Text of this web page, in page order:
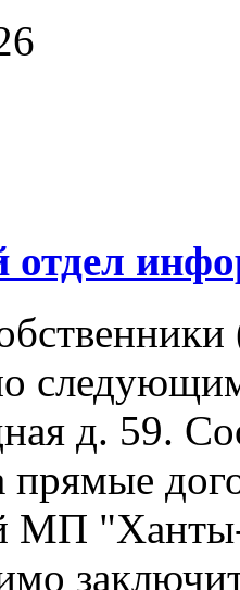
отдел
д. 59.
прямые
МП